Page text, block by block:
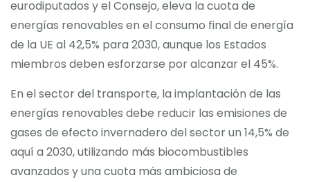
eurodiputados y el Consejo, eleva la cuota de
energías renovables en el consumo final de energía
de la UE al 42,5% para 2030, aunque los Estados
miembros deben esforzarse por alcanzar el 45%.
En el sector del transporte, la implantación de las
energías renovables debe reducir las emisiones de
gases de efecto invernadero del sector un 14,5% de
aquí a 2030, utilizando más biocombustibles
avanzados y una cuota más ambiciosa de